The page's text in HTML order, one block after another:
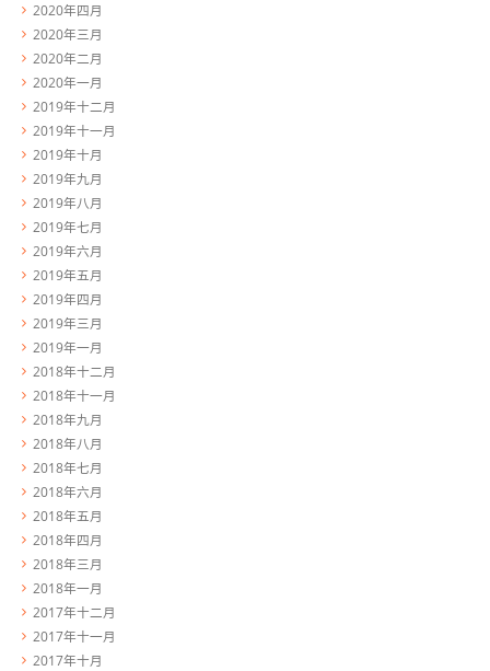
2020年四月
2020年三月
2020年二月
2020年一月
2019年十二月
2019年十一月
2019年十月
2019年九月
2019年八月
2019年七月
2019年六月
2019年五月
2019年四月
2019年三月
2019年一月
2018年十二月
2018年十一月
2018年九月
2018年八月
2018年七月
2018年六月
2018年五月
2018年四月
2018年三月
2018年一月
2017年十二月
2017年十一月
2017年十月